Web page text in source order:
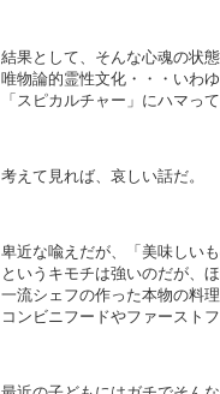
結果として、そんな心魂の状
唯物論的霊性文化・・・いわ
「スピカルチャー」にハマっ
考えて見れば、哀しい話だ。
卑近な喩えだが、「美味しいも
というキモチは強いのだが、
一流シェフの作った本物の料
コンビニフードやファースト